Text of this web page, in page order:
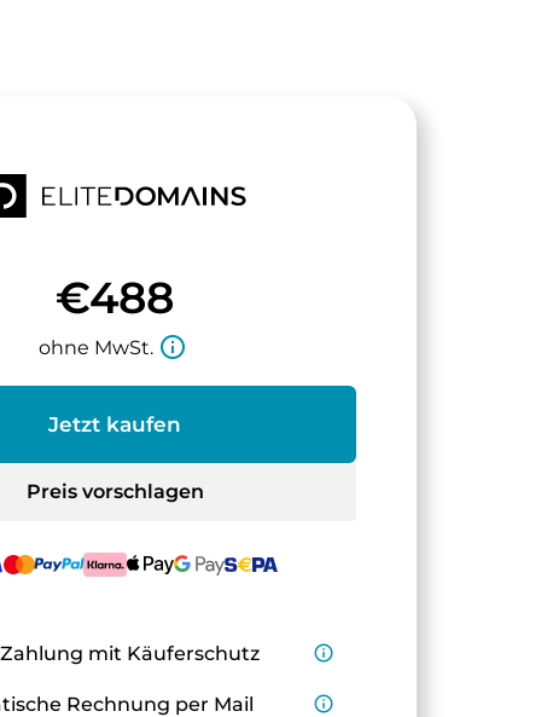
€488
ohne MwSt. info_outline
Jetzt kaufen
Preis vorschlagen
mit Käuferschutz info_outline
Rechnung per Mail info_outline